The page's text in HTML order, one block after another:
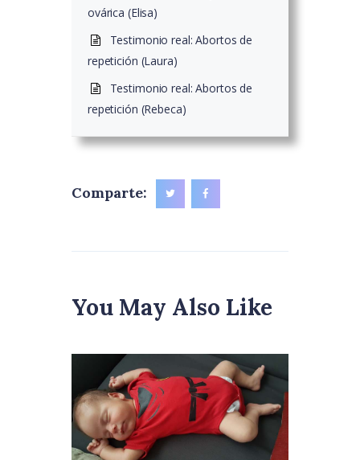
ovárica (Elisa)
Testimonio real: Abortos de
repetición (Laura)
Testimonio real: Abortos de
repetición (Rebeca)
Comparte:
You May Also Like